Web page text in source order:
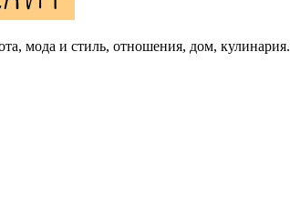
мода и стиль, отношения, дом, кулинария.